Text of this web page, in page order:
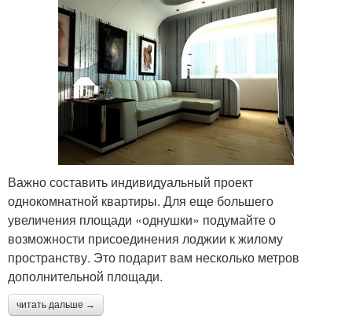
Важно составить индивидуальный проект
однокомнатной квартиры. Для еще большего
увеличения площади «однушки» подумайте о
возможности присоединения лоджии к жилому
пространству. Это подарит вам несколько метров
дополнительной площади.
читать дальше →